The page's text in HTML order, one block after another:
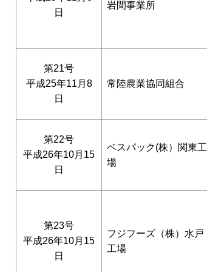
日
岩間事業所
第21号
平成25年11月8
日
常陸農業協同組合
第22号
平成26年10月15
日
ベスパック(株）関東工
場
第23号
平成26年10月15
日
フジフーズ（株）水戸
工場